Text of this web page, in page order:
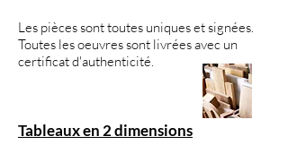
Les pièces sont toutes uniques et signées.
Toutes les oeuvres sont livrées avec un
certificat d'authenticité.
Tableaux en 2 dimensions